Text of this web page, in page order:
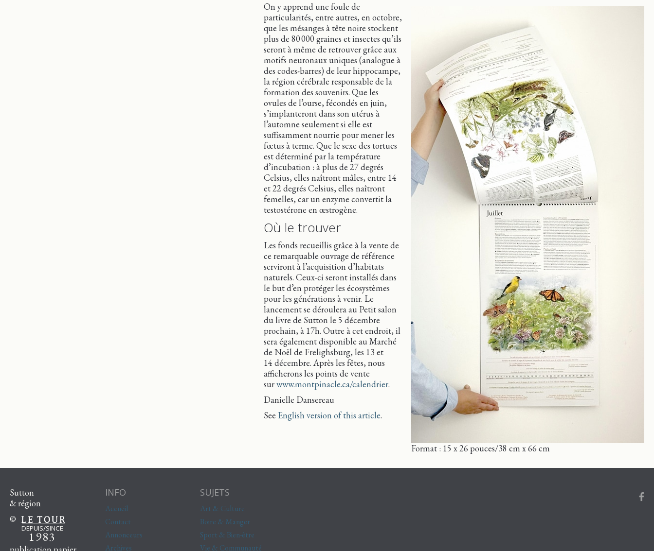
Format : 15 x 26 pouces/38 cm x 66 cm
On y apprend une foule de
particularités, entre autres, en octobre,
que les mésanges à tête noire stockent
plus de 80 000 graines et insectes qu’ils
seront à même de retrouver grâce aux
motifs neuronaux uniques (analogue à
des codes-barres) de leur hippocampe,
la région cérébrale responsable de la
formation des souvenirs. Que les
ovules de l’ourse, fécondés en juin,
s’implanteront dans son utérus à
l’automne seulement si elle est
suffisamment nourrie pour mener les
fœtus à terme. Que le sexe des tortues
est déterminé par la température
d’incubation : à plus de 27 degrés
Celsius, elles naîtront mâles, entre 14
et 22 degrés Celsius, elles naîtront
femelles, car un enzyme convertit la
testostérone en œstrogène.
Où le trouver
Les fonds recueillis grâce à la vente de
ce remarquable ouvrage de référence
serviront à l’acquisition d’habitats
naturels. Ceux-ci seront installés dans
le but d’en protéger les écosystèmes
pour les générations à venir. Le
lancement se déroulera au Petit salon
du livre de Sutton le 5 décembre
prochain, à 17h. Outre à cet endroit, il
sera également disponible au Marché
de Noël de Frelighsburg, les 13 et
14 décembre. Après les fêtes, nous
afficherons les points de vente
surwww.montpinacle.ca/calendrier.
Danielle Dansereau
See English version of this article.
Sutton
& région
©
DEPUIS/SINCE
1983
INFO
Accueil
Contact
Annonceurs
Archives
SUJETS
Art & Culture
Boire & Manger
Sport & Bien-être
Vie & Communauté